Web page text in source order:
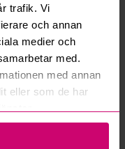
trafik. Vi
och annan
medier och
med.
med annan
eller som de har
svar